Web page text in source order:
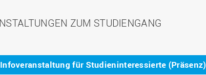
ZUM STUDIENGANG
für Studieninteressierte (Präsenz)